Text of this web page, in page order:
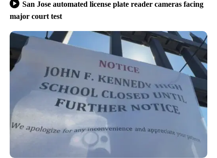
San Jose automated license plate reader cameras facing
major court test